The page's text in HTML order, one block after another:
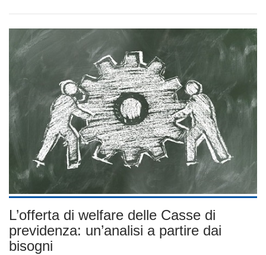
L’offerta di welfare delle Casse di
previdenza: un’analisi a partire dai
bisogni